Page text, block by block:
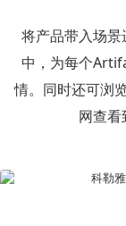
将产品带入场
中，为每个
情。同时还可浏
网查看